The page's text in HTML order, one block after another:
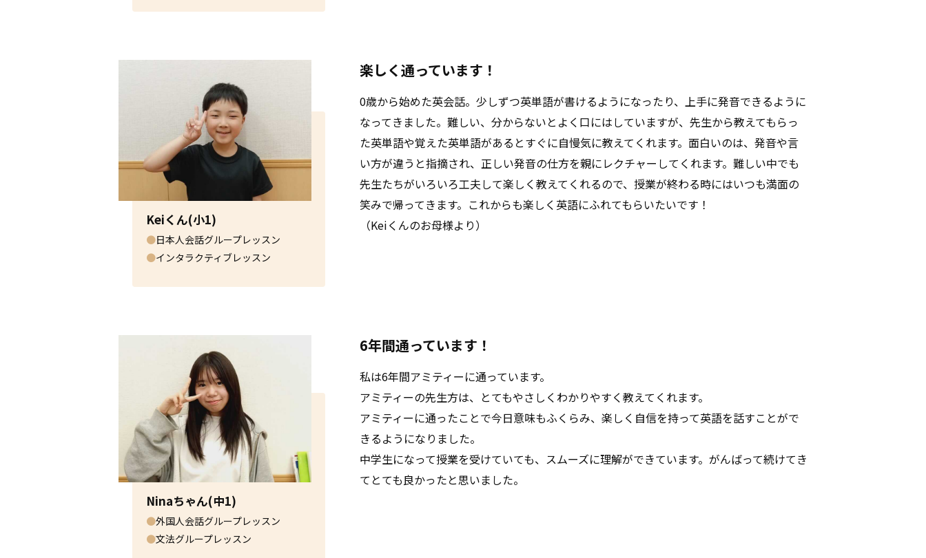
Keiくん(小1)
●日本人会話グループレッスン
●インタラクティブレッスン
楽しく通っています！
0歳から始めた英会話。少しずつ英単語が書けるようになったり、上手に発音できるように
なってきました。難しい、分からないとよく口にはしていますが、先生から教えてもらっ
た英単語や覚えた英単語があるとすぐに自慢気に教えてくれます。面白いのは、発音や言
い方が違うと指摘され、正しい発音の仕方を親にレクチャーしてくれます。難しい中でも
先生たちがいろいろ工夫して楽しく教えてくれるので、授業が終わる時にはいつも満面の
笑みで帰ってきます。これからも楽しく英語にふれてもらいたいです！
（Keiくんのお母様より）
Ninaちゃん(中1)
●外国人会話グループレッスン
●文法グループレッスン
6年間通っています！
私は6年間アミティーに通っています。
アミティーの先生方は、とてもやさしくわかりやすく教えてくれます。
アミティーに通ったことで今日意味もふくらみ、楽しく自信を持って英語を話すことがで
きるようになりました。
中学生になって授業を受けていても、スムーズに理解ができています。がんばって続けてき
てとても良かったと思いました。